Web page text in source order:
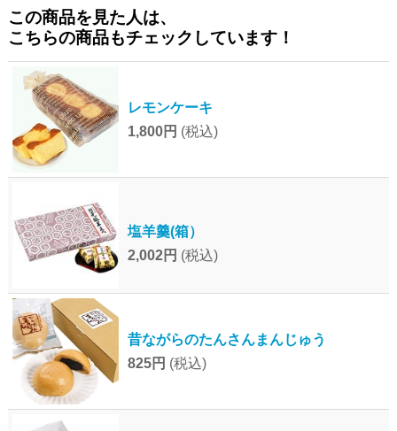
この商品を見た人は、
こちらの商品もチェックしています！
レモンケーキ
1,800円 (税込)
塩羊羹(箱）
2,002円 (税込)
昔ながらのたんさんまんじゅう
825円 (税込)